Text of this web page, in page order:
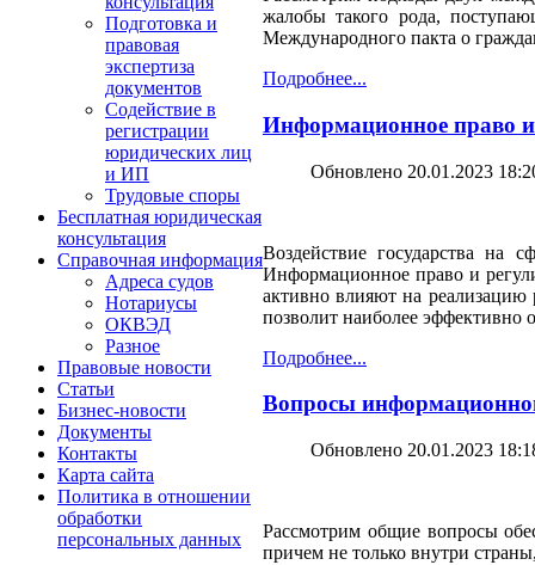
Подготовка и
правовая
экспертиза
документов
Содействие в
регистрации
юридических лиц
и ИП
Трудовые споры
Бесплатная юридическая
консультация
Справочная информация
Адреса судов
Нотариусы
ОКВЭД
Разное
Правовые новости
Статьи
Бизнес-новости
Документы
Контакты
Карта сайта
Политика в отношении
обработки
персональных данных
жалобы такого рода,
Международного пакта о
Подробнее...
Информационное право и
Обновлено 20.01.2023
Воздействие государства на
Информационное право и
активно влияют на реализацию
позволит наиболее эффективно
Подробнее...
Вопросы
Обновлено 20.01.2023
Рассмотрим общие вопросы
причем не только внутри